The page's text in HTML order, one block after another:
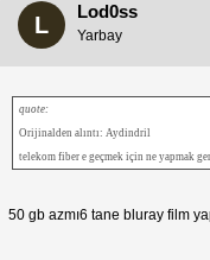
L
Lod0ss
Yarbay
quote:
Orijinalden alıntı: Aydindril
telekom fiber e geçmek için ne yapmak
50 gb azmı6 tane bluray film